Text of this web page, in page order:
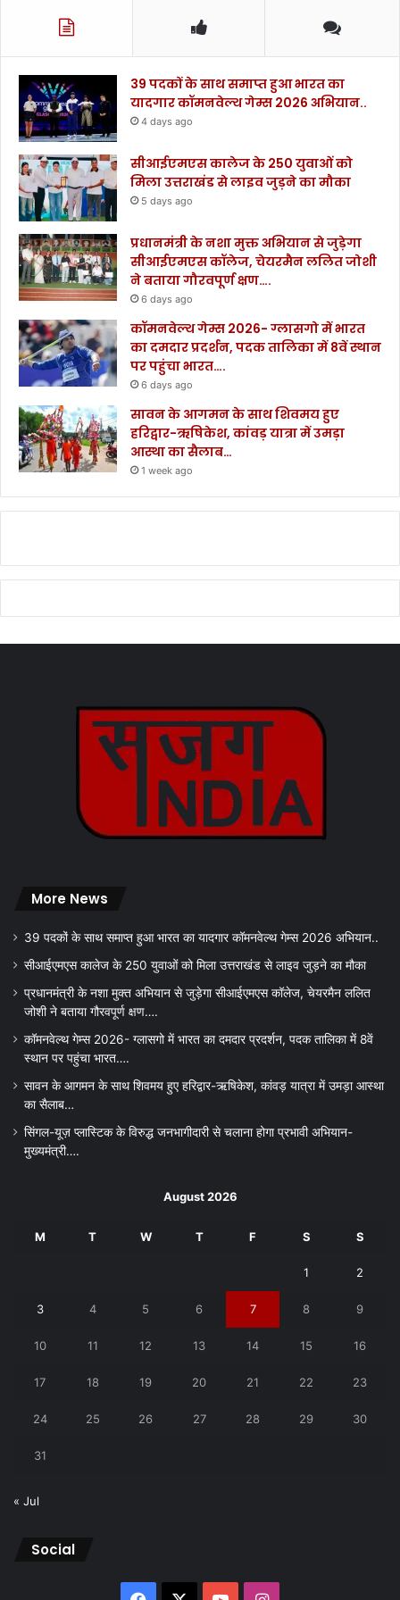
39 पदकों के साथ समाप्त हुआ भारत का
यादगार कॉमनवेल्थ गेम्स 2026 अभियान..
4 days ago
सीआईएमएस कालेज के 250 युवाओं को
मिला उत्तराखंड से लाइव जुड़ने का मौका
5 days ago
प्रधानमंत्री के नशा मुक्त अभियान से जुड़ेगा
सीआईएमएस कॉलेज, चेयरमैन ललित जोशी
ने बताया गौरवपूर्ण क्षण….
6 days ago
कॉमनवेल्थ गेम्स 2026- ग्लासगो में भारत
का दमदार प्रदर्शन, पदक तालिका में 8वें स्थान
पर पहुंचा भारत….
6 days ago
सावन के आगमन के साथ शिवमय हुए
हरिद्वार-ऋषिकेश, कांवड़ यात्रा में उमड़ा
आस्था का सैलाब…
1 week ago
More News
39 पदकों के साथ समाप्त हुआ भारत का यादगार कॉमनवेल्थ गेम्स 2026 अभियान..
सीआईएमएस कालेज के 250 युवाओं को मिला उत्तराखंड से लाइव जुड़ने का मौका
प्रधानमंत्री के नशा मुक्त अभियान से जुड़ेगा सीआईएमएस कॉलेज, चेयरमैन ललित
जोशी ने बताया गौरवपूर्ण क्षण….
कॉमनवेल्थ गेम्स 2026- ग्लासगो में भारत का दमदार प्रदर्शन, पदक तालिका में 8वें
स्थान पर पहुंचा भारत….
सावन के आगमन के साथ शिवमय हुए हरिद्वार-ऋषिकेश, कांवड़ यात्रा में उमड़ा आस्था
का सैलाब…
सिंगल-यूज़ प्लास्टिक के विरुद्ध जनभागीदारी से चलाना होगा प्रभावी अभियान-
मुख्यमंत्री….
August 2026
M T W T F S S
1 2
3 4 5 6 7 8 9
10 11 12 13 14 15 16
17 18 19 20 21 22 23
24 25 26 27 28 29 30
31
« Jul
Social